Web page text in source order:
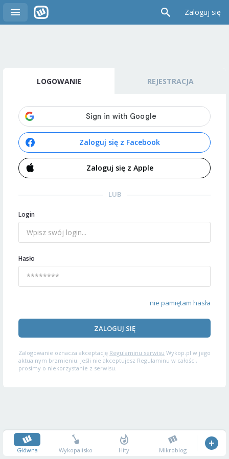
Zaloguj się
LOGOWANIE REJESTRACJA
Zaloguj się z Facebook
Zaloguj się z Apple
LUB
Login
Hasło
nie pamiętam hasła
ZALOGUJ SIĘ
Zalogowanie oznacza akceptację Regulaminu serwisu Wykop.pl w jego
aktualnym brzmieniu. Jeśli nie akceptujesz Regulaminu w całości,
prosimy o niekorzystanie z serwisu.
Główna Wykopalisko Hity Mikroblog